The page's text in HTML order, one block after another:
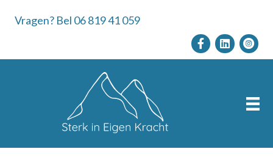
Vragen? Bel 06 819 41 059